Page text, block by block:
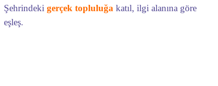
Şehrindeki gerçek topluluğa katıl, ilgi alanına göre
eşleş.